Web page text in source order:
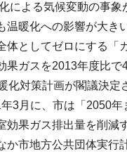
による気候変動の事
温暖化への影響が大き
体としてゼロにする「
果ガスを2013年度比
化対策計画が閣議決定
3月に、市は「2050
効果ガス排出量を削減
か市地方公共団体実行